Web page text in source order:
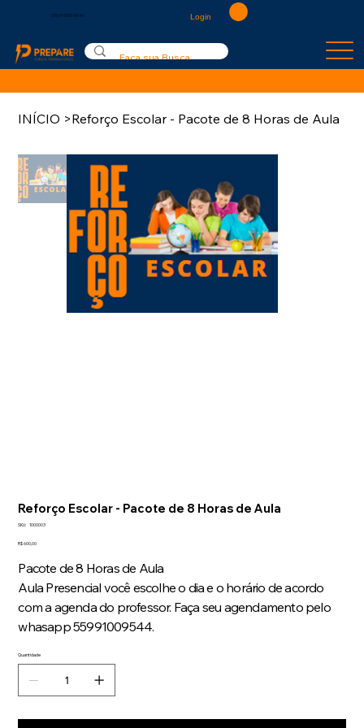
(55) 9 9100-9544 Login
INÍCIO >Reforço Escolar - Pacote de 8 Horas de Aula
Reforço Escolar - Pacote de 8 Horas de Aula
SKU:
SKU
1000003
Preço
R$ 600,00
Pacote de 8 Horas de Aula
Aula Presencial você escolhe o dia e o horário de acordo
com a agenda do professor. Faça seu agendamento pelo
whasapp 55991009544.
Quantidade